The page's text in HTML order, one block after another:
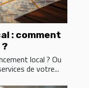
: comment
local ? Ou
de votre...